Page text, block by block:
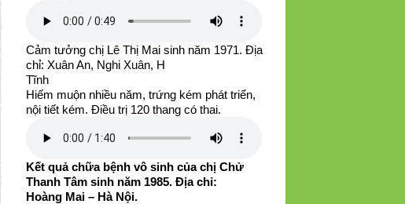
Cảm tưởng chị Lê Thị Mai sinh năm 1971. Địa
chỉ: Xuân An, Nghi Xuân, H
Tĩnh
Hiếm muộn nhiều năm, trứng kém phát triển,
nội tiết kém. Điều trị 120 thang có thai.
Kết quả chữa bệnh vô sinh của chị Chử
Thanh Tâm sinh năm 1985. Địa chỉ:
Hoàng Mai – Hà Nội.